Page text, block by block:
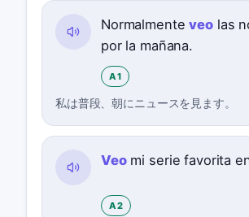
Normalmenteveo las
por la mañana.
A1
私は普段、朝にニュースを見ます。
Veomi serie favorita
A2